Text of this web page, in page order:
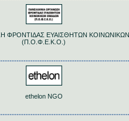
ΦΡΟΝΤΙΔΑΣ ΕΥΑΙΣΘΗΤΩΝ
(Π.Ο.Φ.Ε.Κ.Ο.)
ethelon NGO